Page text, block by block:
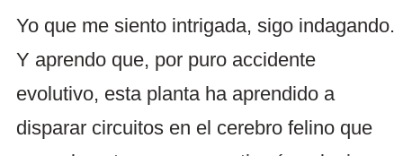
Yo que me siento intrigada, sigo indagando.
Y aprendo que, por puro accidente
evolutivo, esta planta ha aprendido a
disparar circuitos en el cerebro felino que